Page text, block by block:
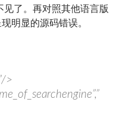
见了。再对照其他语言版
明显的源码错误。
>